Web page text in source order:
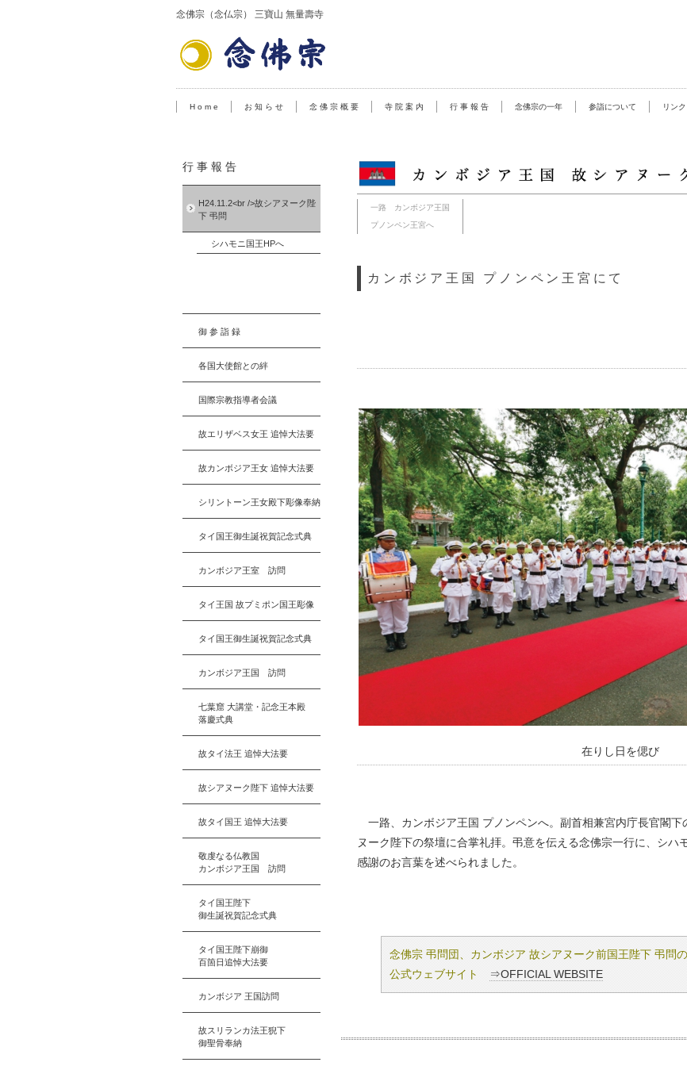
念佛宗（念仏宗） 三寶山 無量壽寺
H o m e お 知 ら せ 念 佛 宗 概 要 寺 院 案 内 行 事 報 告 念佛宗の一年 参詣について リンク
一路 カンボジア王国
プノンペン王宮へ
カンボジア王国 プノンペン王宮にて
在りし日を偲び
一路、カンボジア王国 プノンペンへ。副首相兼宮内庁長官閣下
ヌーク陛下の祭壇に合掌礼拝。弔意を伝える念佛宗一行に、 シハ
感謝のお言葉を述べられました。
念佛宗 弔問団、カンボジア 故シアヌーク前国王陛下 弔問
公式ウェブサイト⇒OFFICIAL WEBSITE
行 事 報 告
H24.11.2<br />故シアヌーク陛
下 弔問
シハモニ国王HPへ
御 参 詣 録
各国大使館との絆
国際宗教指導者会議
故エリザベス女王 追悼大法要
故カンボジア王女 追悼大法要
シリントーン王女殿下彫像奉納
タイ国王御生誕祝賀記念式典
カンボジア王室 訪問
タイ王国 故プミポン国王彫像
タイ国王御生誕祝賀記念式典
カンボジア王国 訪問
七葉窟 大講堂・記念王本殿
落慶式典
故タイ法王 追悼大法要
故シアヌーク陛下 追悼大法要
故タイ国王 追悼大法要
敬虔なる仏教国
カンボジア王国 訪問
タイ国王陛下
御生誕祝賀記念式典
タイ国王陛下崩御
百箇日追悼大法要
カンボジア 王国訪問
故スリランカ法王猊下
御聖骨奉納